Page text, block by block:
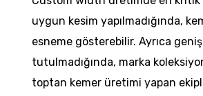
uygun kesim yapılmadığında,
esneme gösterebilir. Ayrıca
tutulmadığında, marka
toptan kemer üretimi yapan